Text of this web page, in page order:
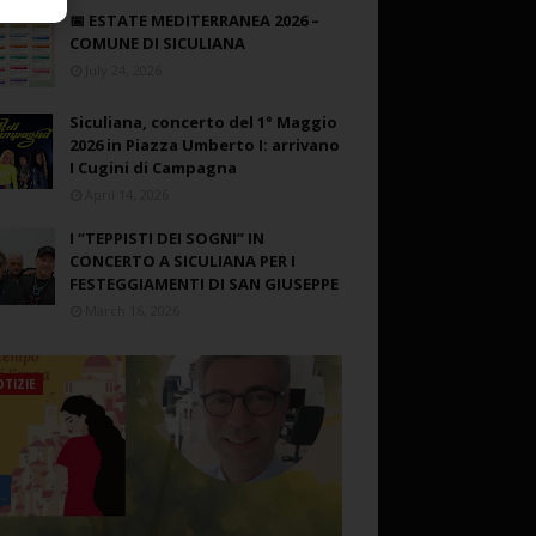
📅 ESTATE MEDITERRANEA 2026 –
COMUNE DI SICULIANA
Siculiana, concerto del 1° Maggio
2026 in Piazza Umberto I: arrivano
I Cugini di Campagna
I “TEPPISTI DEI SOGNI” IN
CONCERTO A SICULIANA PER I
FESTEGGIAMENTI DI SAN GIUSEPPE